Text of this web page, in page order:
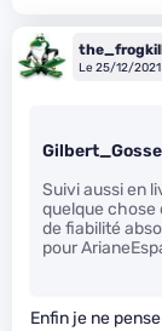
Le 25/12/2021
Suivi aussi en
quelque chose
de fiabilité
pour
Enfin je ne